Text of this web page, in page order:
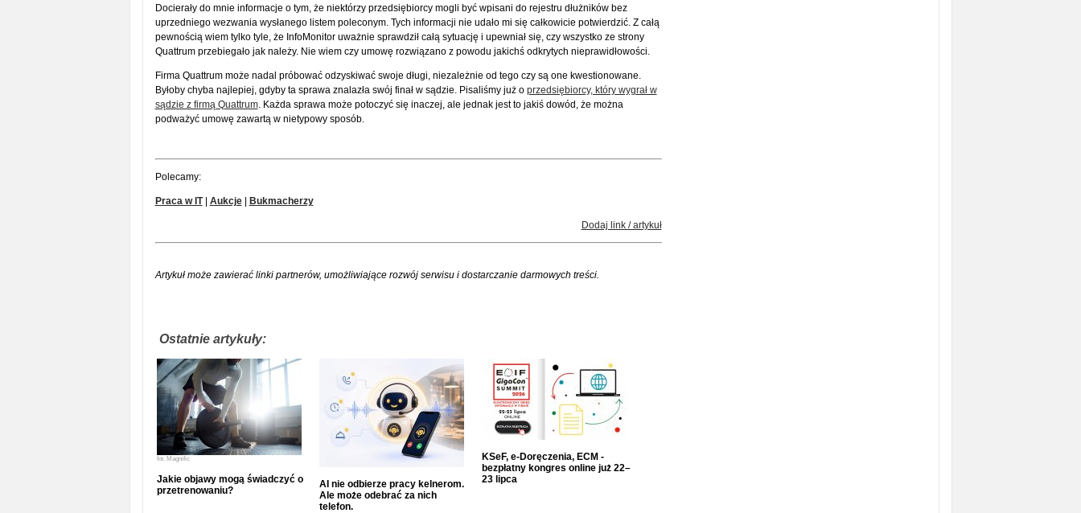
Docierały do mnie informacje o tym, że niektórzy przedsiębiorcy mogli być wpisani do rejestru dłużników bez
uprzedniego wezwania wysłanego listem poleconym. Tych informacji nie udało mi się całkowicie potwierdzić. Z całą
pewnością wiem tylko tyle, że InfoMonitor uważnie sprawdził całą sytuację i upewniał się, czy wszystko ze strony
Quattrum przebiegało jak należy. Nie wiem czy umowę rozwiązano z powodu jakichś odkrytych nieprawidłowości.
Firma Quattrum może nadal próbować odzyskiwać swoje długi, niezależnie od tego czy są one kwestionowane.
Byłoby chyba najlepiej, gdyby ta sprawa znalazła swój finał w sądzie. Pisaliśmy już o przedsiębiorcy, który wygrał w
sądzie z firmą Quattrum. Każda sprawa może potoczyć się inaczej, ale jednak jest to jakiś dowód, że można
podważyć umowę zawartą w nietypowy sposób.
Polecamy:
Praca w IT| Aukcje| Bukmacherzy
Dodaj link / artykuł
Artykuł może zawierać linki partnerów, umożliwiające rozwój serwisu i dostarczanie darmowych treści.
Ostatnie artykuły:
fot. Magnific
Jakie objawy mogą świadczyć o
przetrenowaniu?
AI nie odbierze pracy kelnerom.
Ale może odebrać za nich
telefon.
KSeF, e-Doręczenia, ECM -
bezpłatny kongres online już 22–
23 lipca